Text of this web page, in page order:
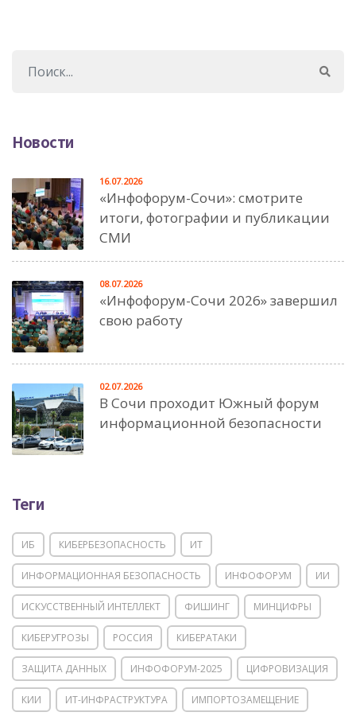
Новости
«Инфофорум-Сочи»: смотрите
итоги, фотографии и публикации
СМИ
16.07.2026
«Инфофорум-Сочи 2026» завершил
свою работу
08.07.2026
В Сочи проходит Южный форум
информационной безопасности
02.07.2026
Теги
ИБ КИБЕРБЕЗОПАСНОСТЬ ИТ
ИНФОРМАЦИОННАЯ БЕЗОПАСНОСТЬ ИНФОФОРУМ ИИ
ИСКУССТВЕННЫЙ ИНТЕЛЛЕКТ ФИШИНГ МИНЦИФРЫ
КИБЕРУГРОЗЫ РОССИЯ КИБЕРАТАКИ
ЗАЩИТА ДАННЫХ ИНФОФОРУМ-2025 ЦИФРОВИЗАЦИЯ
КИИ ИТ-ИНФРАСТРУКТУРА ИМПОРТОЗАМЕЩЕНИЕ